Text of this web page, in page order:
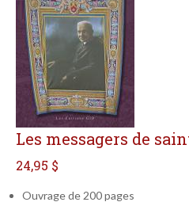
Les messagers de
24,95 $
Ouvrage de 200 pages